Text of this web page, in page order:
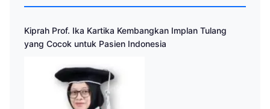
Kiprah Prof. Ika Kartika Kembangkan Implan Tulang
yang Cocok untuk Pasien Indonesia